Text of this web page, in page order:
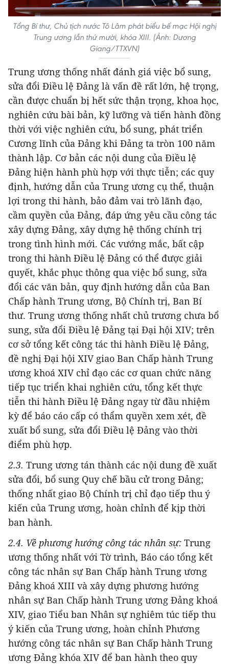
Tổng Bí thư, Chủ tịch nước Tô Lâm phát biểu bế mạc Hội nghị
Trung ương lần thứ mười, khóa XIII. (Ảnh: Dương
Giang/TTXVN)
Trung ương thống nhất đánh giá việc bổ sung,
sửa đổi Điều lệ Đảng là vấn đề rất lớn, hệ trọng,
cần được chuẩn bị hết sức thận trọng, khoa học,
nghiên cứu bài bản, kỹ lưỡng và tiến hành đồng
thời với việc nghiên cứu, bổ sung, phát triển
Cương lĩnh của Đảng khi Đảng ta tròn 100 năm
thành lập. Cơ bản các nội dung của Điều lệ
Đảng hiện hành phù hợp với thực tiễn; các quy
định, hướng dẫn của Trung ương cụ thể, thuận
lợi trong thi hành, bảo đảm vai trò lãnh đạo,
cầm quyền của Đảng, đáp ứng yêu cầu công tác
xây dựng Đảng, xây dựng hệ thống chính trị
trong tình hình mới. Các vướng mắc, bất cập
trong thi hành Điều lệ Đảng có thể được giải
quyết, khắc phục thông qua việc bổ sung, sửa
đổi các văn bản, quy định hướng dẫn của Ban
Chấp hành Trung ương, Bộ Chính trị, Ban Bí
thư. Trung ương thống nhất chủ trương chưa bổ
sung, sửa đổi Điều lệ Đảng tại Đại hội XIV; trên
cơ sở tổng kết công tác thi hành Điều lệ Đảng,
đề nghị Đại hội XIV giao Ban Chấp hành Trung
ương khoá XIV chỉ đạo các cơ quan chức năng
tiếp tục triển khai nghiên cứu, tổng kết thực
tiễn thi hành Điều lệ Đảng ngay từ đầu nhiệm
kỳ để báo cáo cấp có thẩm quyền xem xét, đề
xuất bổ sung, sửa đổi Điều lệ Đảng vào thời
điểm phù hợp.
2.3. Trung ương tán thành các nội dung đề xuất
sửa đổi, bổ sung Quy chế bầu cử trong Đảng;
thống nhất giao Bộ Chính trị chỉ đạo tiếp thu ý
kiến của Trung ương, hoàn chỉnh để kịp thời
ban hành.
2.4. Về phương hướng công tác nhân sự: Trung
ương thống nhất với Tờ trình, Báo cáo tổng kết
công tác nhân sự Ban Chấp hành Trung ương
Đảng khoá XIII và xây dựng phương hướng
nhân sự Ban Chấp hành Trung ương Đảng khoá
XIV, giao Tiểu ban Nhân sự nghiêm túc tiếp thu
ý kiến của Trung ương, hoàn chỉnh Phương
hướng công tác nhân sự Ban Chấp hành Trung
ương Đảng khóa XIV để ban hành theo quy